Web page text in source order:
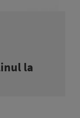
la